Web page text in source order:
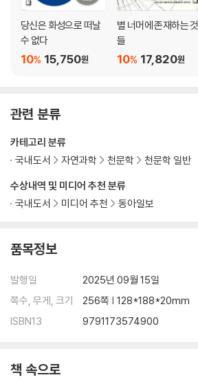
당신은 화성으로 떠날
수 없다
15,750원
10%
별 너머에 존재하는 것
들
17,820원
10%
관련 분류
수상내역 및 미디어 추천 분류
국내도서
미디어 추천 동아일보
카테고리 분류
국내도서
자연과학 천문학 천문학 일반
품목정보
발행일
2025년 09월 15일
쪽수, 무게, 크기
256쪽 | 128*188*20mm
ISBN13
9791173574900
책 속으로